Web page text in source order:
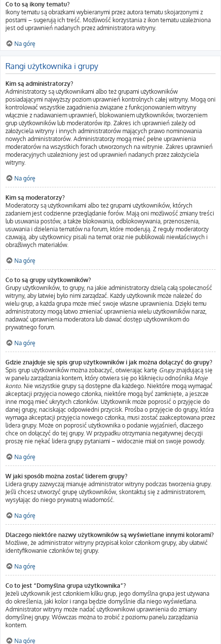
Co to są ikony tematu?
Ikony tematu są obrazkami wybieranymi przez autora tematu skojarzonymi z
postami – sugerują ich treść. Możliwość korzystania z ikon tematu uzależniona
jest od uprawnień nadanych przez administratora witryny.
Na górę
Rangi użytkownika i grupy
Kim są administratorzy?
Administratorzy są użytkownikami albo też grupami użytkowników
posiadającymi najwyższy poziom uprawnień kontrolnych całej witryny. Mogą oni
kontrolować wszystkie zagadnienia związane z funkcjonowaniem witryny
włącznie z nadawaniem uprawnień, blokowaniem użytkowników, tworzeniem
grup użytkowników lub moderatorów itp. Zakres ich uprawnień zależy od
założyciela witryny i innych administratorów mających prawo nominowania
nowych administratorów. Administratorzy mogą mieć pełne uprawnienia
moderatorów na wszystkich forach utworzonych na witrynie. Zakres uprawnień
moderacyjnych uzależniony jest od uprawnień nadanych przez założyciela
witryny.
Na górę
Kim są moderatorzy?
Moderatorzy są użytkownikami albo też grupami użytkowników, których
zadaniem jest codzienne przeglądanie forów. Mają oni możliwość zmiany treści
lub usuwania postów, a także blokowania, odblokowywania, przenoszenia,
usuwania i dzielenia tematów na forum, które moderują. Z reguły moderatorzy
czuwają, aby użytkownicy pisali na temat oraz nie publikowali niewłaściwych i
obraźliwych materiałów.
Na górę
Co to są grupy użytkowników?
Grupy użytkowników, to grupy, na jakie administratorzy dzielą całą społeczność
witryny, aby łatwiej było nimi zarządzać. Każdy użytkownik może należeć do
wielu grup, a każda grupa może mieć swoje własne uprawnienia. Dzięki temu
administratorzy mogą łatwo zmieniać uprawnienia wielu użytkowników naraz,
nadawać uprawnienia moderatora lub dawać dostęp użytkownikom do
prywatnego forum.
Na górę
Gdzie znajduje się spis grup użytkowników i jak można dołączyć do grupy?
Spis grup użytkowników można zobaczyć, otwierając kartę Grupyznajdującą się
w panelu zarządzania kontem, który otwiera się po kliknięciu odnośnika Moje
konto. Nie wszystkie grupy są dostępne dla każdego. Niektóre mogą wymagać
akceptacji przyjęcia nowego członka, niektóre mogą być zamknięte, a jeszcze
inne mogą mieć ukrytych członków. Użytkownik może poprosić o przyjęcie do
danej grupy, naciskając odpowiedni przycisk. Prośba o przyjęcie do grupy, która
wymaga akceptacji przyjęcia nowego członka, musi zostać zaakceptowana przez
lidera grupy. Może on poprosić użytkownika o podanie wyjaśnień, dlaczego
chce on dołączyć do tej grupy. W przypadku otrzymania negatywnej decyzji
proszę nie nękać lidera grupy pytaniami – widocznie miał on swoje powody.
Na górę
W jaki sposób można zostać liderem grupy?
Lidera grupy zazwyczaj mianuje administrator witryny podczas tworzenia grupy.
Jeśli chcesz utworzyć grupę użytkowników, skontaktuj się z administratorem,
wysyłając do niego prywatną wiadomość.
Na górę
Dlaczego niektóre nazwy użytkowników są wyświetlane innymi kolorami?
Możliwe, że administrator witryny przypisał kolor członkom grupy, aby ułatwić
identyfikowanie członków tej grupy.
Na górę
Co to jest “Domyślna grupa użytkownika”?
Jeżeli użytkownik jest członkiem kilku grup, jego domyślna grupa jest używana
do określenia, jaki kolor i ranga będzie domyślnie dla niego wyświetlana.
Administrator witryny może nadać użytkownikowi uprawnienia do zmiany
domyślnej grupy. Wówczas można to zrobić z poziomu panelu zarządzania
kontem.
Na górę